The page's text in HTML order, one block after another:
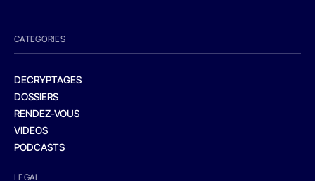
CATEGORIES
DECRYPTAGES
DOSSIERS
RENDEZ-VOUS
VIDEOS
PODCASTS
LEGAL